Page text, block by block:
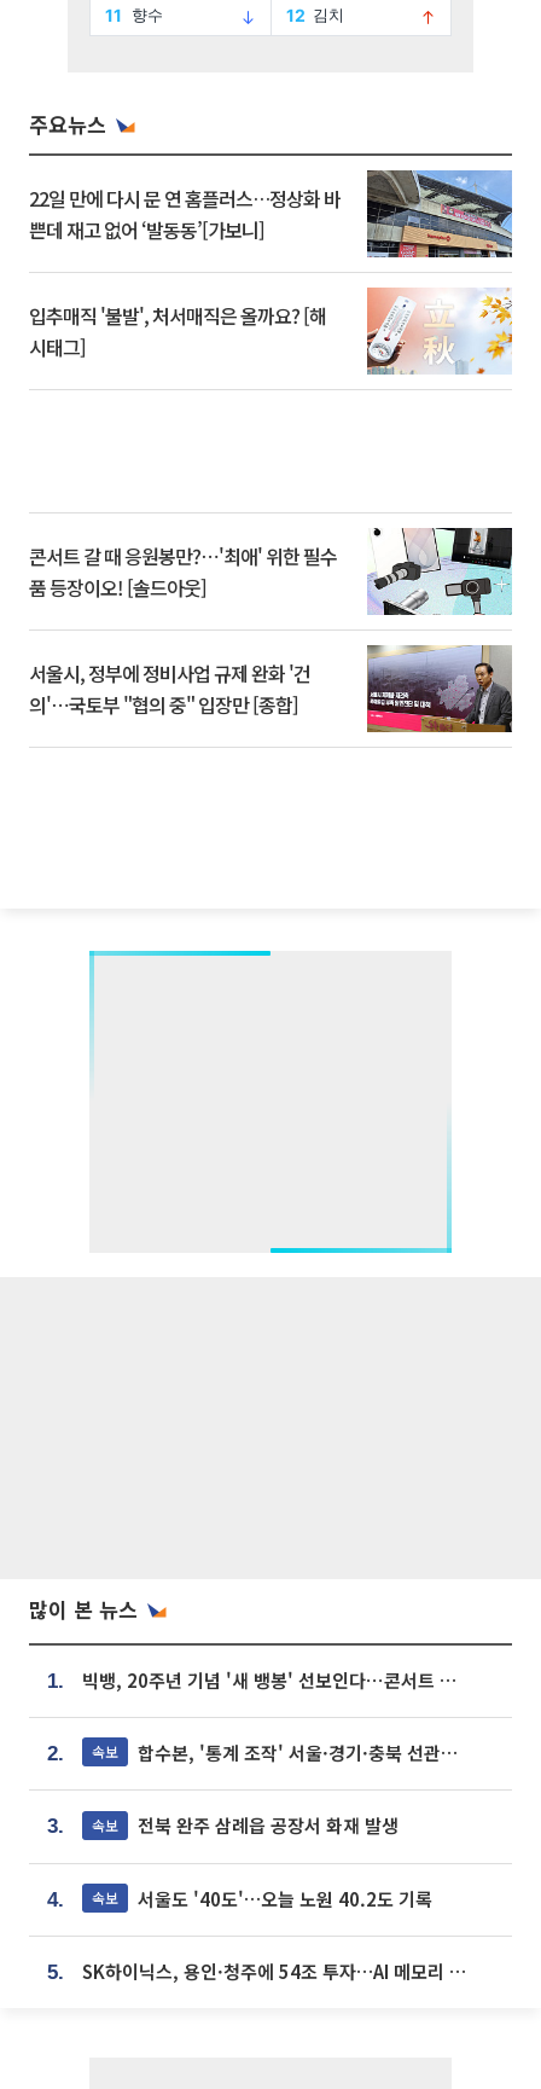
주요뉴스
22일 만에 다시 문 연 홈플러스…정상화 바
쁜데 재고 없어 ‘발동동’[가보니]
입추매직 '불발', 처서매직은 올까요? [해
시태그]
콘서트 갈 때 응원봉만?⋯'최애' 위한 필수
품 등장이오! [솔드아웃]
서울시, 정부에 정비사업 규제 완화 '건
의'⋯국토부 "협의 중" 입장만 [종합]
많이 본 뉴스
1. 빅뱅, 20주년 기념 '새 뱅봉' 선보인다⋯콘서트 앞두고 팝업 개최
2. 속보 합수본, '통계 조작' 서울·경기·충북 선관위 등 추가 압수수색
3. 속보 전북 완주 삼례읍 공장서 화재 발생
4. 속보 서울도 '40도'…오늘 노원 40.2도 기록
5. SK하이닉스, 용인·청주에 54조 투자…AI 메모리 생산기지 키운다